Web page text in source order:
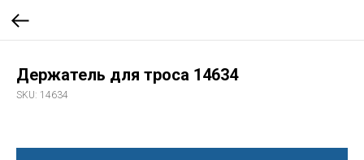
Держатель для троса 14634
SKU: 14634